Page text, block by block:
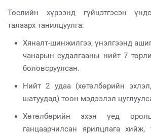
Төслийн хүрээнд гүйцэтгэсэн
талаарх танилцуулга:
Хяналт-шинжилгээ, үнэлгээнд
чанарын судалгааны нийт 7
боловсруулсан.
Нийт 2 удаа (хөтөлбөрийн
шатуудад) тоон мэдээлэл
Хөтөлбөрийн эхэн үед
ганцаарчилсан ярилцлага хийж,